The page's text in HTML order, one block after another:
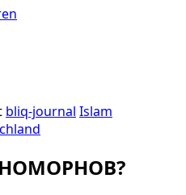
bliq-journal Islam